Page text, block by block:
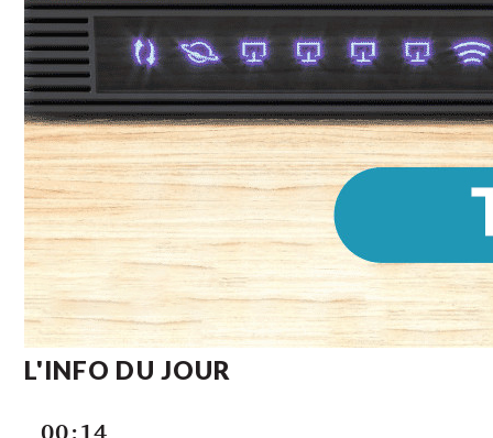
L'INFO DU JOUR
00:14